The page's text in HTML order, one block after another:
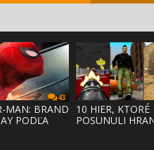
43
MAN: BRAND
PODĽA
10 HIER, KTORÉ
POSUNULI